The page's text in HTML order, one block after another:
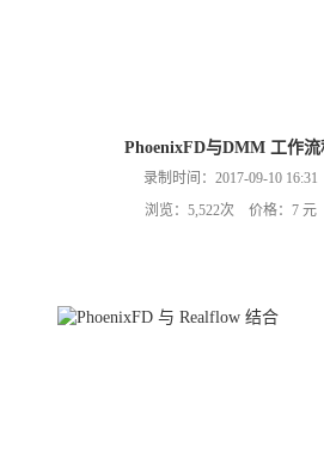
PhoenixFD与DMM 工作流
录制时间：2017-09-10 16:31
浏览：5,522次 价格：7 元